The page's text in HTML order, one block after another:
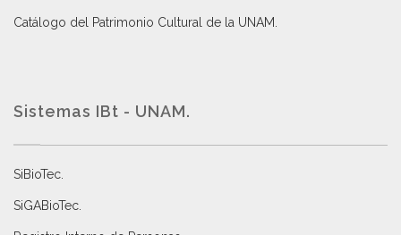
Catálogo del Patrimonio Cultural de la UNAM.
Sistemas IBt - UNAM.
SiBioTec.
SiGABioTec.